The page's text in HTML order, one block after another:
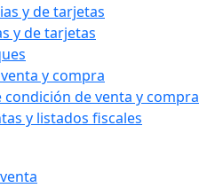
y de tarjetas
y de tarjetas
y compra
de venta y compra
y listados fiscales